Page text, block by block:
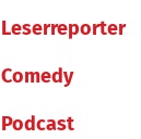
Leserreporter
Comedy
Podcast